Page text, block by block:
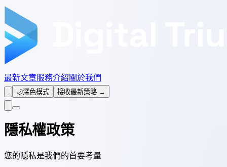
最新文章服務介紹關於我們
🌙深色模式 接收最新策略 →
隱私權政策
您的隱私是我們的首要考量